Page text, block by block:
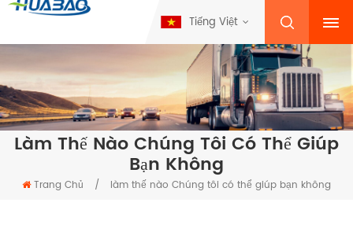
Tiếng Việt
Làm Thế Nào Chúng Tôi Có Thể Giúp
Bạn Không
Trang Chủ / làm thế nào Chúng tôi có thể giúp bạn không